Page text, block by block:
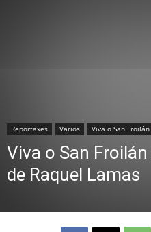
Reportaxes Varios Viva o San Froilán
Viva o San
de Raquel Lamas